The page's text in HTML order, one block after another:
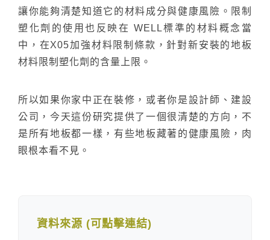
讓你能夠清楚知道它的材料成分與健康風險。限制
塑化劑的使用也反映在 WELL標準的材料概念當
中，在X05加強材料限制條款，針對新安裝的地板
材料限制塑化劑的含量上限。
所以如果你家中正在裝修，或者你是設計師、建設
公司，今天這份研究提供了一個很清楚的方向，不
是所有地板都一樣，有些地板藏著的健康風險，肉
眼根本看不見。
資料來源 (可點擊連結)